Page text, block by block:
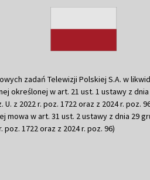
zadań Telewizji Polskiej S.A. w
określonej w art. 21 ust. 1 ustawy z dnia
z 2022 r. poz. 1722 oraz z 2024 r. poz.
mowa w art. 31 ust. 2 ustawy z dnia 29
poz. 1722 oraz z 2024 r. poz. 96)